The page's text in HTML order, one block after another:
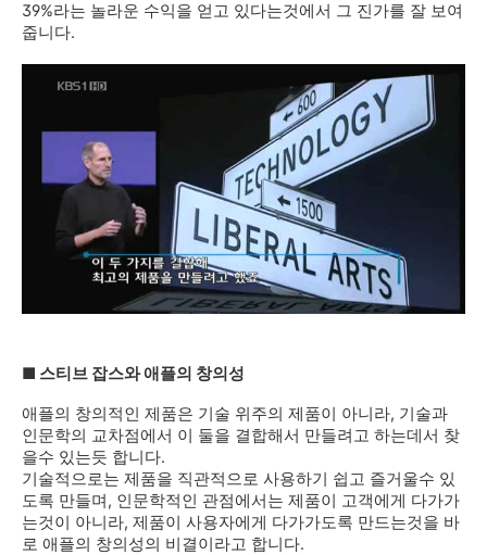
39%라는 놀라운 수익을 얻고 있다는것에서 그 진가를 잘 보여
줍니다.
■ 스티브 잡스와애플의 창의성
애플의 창의적인 제품은 기술 위주의 제품이 아니라, 기술과
인문학의 교차점에서 이 둘을 결합해서 만들려고 하는데서 찾
을수 있는듯 합니다.
기술적으로는 제품을 직관적으로 사용하기 쉽고 즐거울수 있
도록 만들며, 인문학적인 관점에서는 제품이 고객에게 다가가
는것이 아니라, 제품이 사용자에게 다가가도록 만드는것을 바
로 애플의 창의성의 비결이라고 합니다.